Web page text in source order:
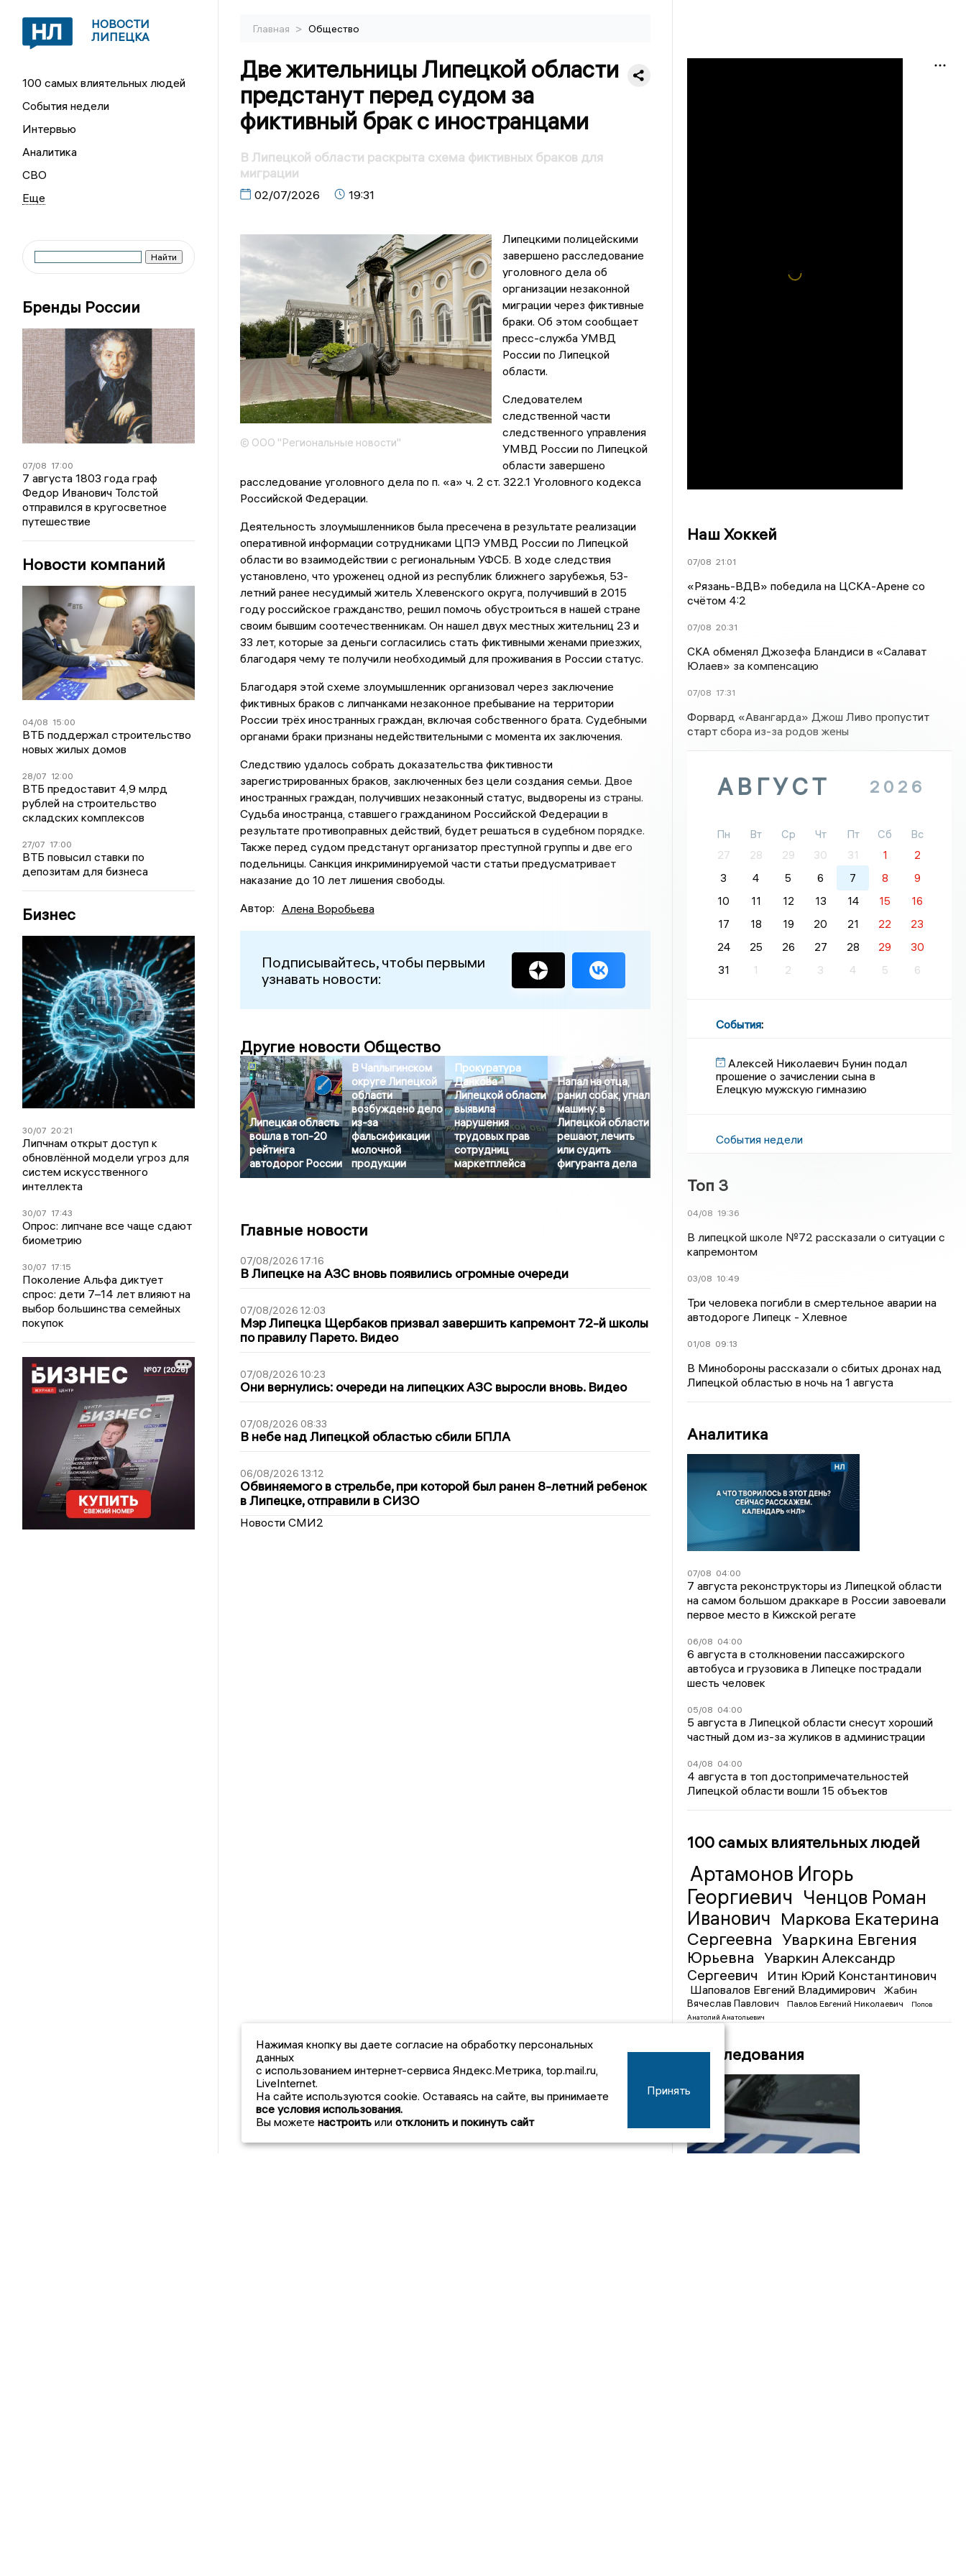
НОВОСТИ
ЛИПЕЦКА
100 самых влиятельных людей
События недели
Интервью
Аналитика
СВО
Бренды России
07/08 17:00
7 августа 1803 года граф
Федор Иванович Толстой
отправился в кругосветное
путешествие
Новости компаний
04/08 15:00
ВТБ поддержал строительство
новых жилых домов
28/07 12:00
ВТБ предоставит 4,9 млрд
рублей на строительство
складских комплексов
27/07 17:00
ВТБ повысил ставки по
депозитам для бизнеса
Бизнес
30/07 20:21
Липчнам открыт доступ к
обновлённой модели угроз для
систем искусственного
интеллекта
30/07 17:43
Опрос: липчане все чаще сдают
биометрию
30/07 17:15
Поколение Альфа диктует
спрос: дети 7–14 лет влияют на
выбор большинства семейных
покупок
Главная > Общество
Две жительницы Липецкой области
предстанут перед судом за
фиктивный брак с иностранцами
В Липецкой области раскрыта схема фиктивных браков для
миграции
02/07/2026 19:31
© ООО "Региональные новости"
Липецкими полицейскими
завершено расследование
уголовного дела об
организации незаконной
миграции через фиктивные
браки. Об этом сообщает
пресс-служба УМВД
России по Липецкой
области.
Следователем
следственной части
следственного управления
УМВД России по Липецкой
области завершено
расследование уголовного дела по п. «а» ч. 2 ст. 322.1 Уголовного кодекса
Российской Федерации.
Деятельность злоумышленников была пресечена в результате реализации
оперативной информации сотрудниками ЦПЭ УМВД России по Липецкой
области во взаимодействии с региональным УФСБ. В ходе следствия
установлено, что уроженец одной из республик ближнего зарубежья, 53-
летний ранее несудимый житель Хлевенского округа, получивший в 2015
году российское гражданство, решил помочь обустроиться в нашей стране
своим бывшим соотечественникам. Он нашел двух местных жительниц 23 и
33 лет, которые за деньги согласились стать фиктивными женами приезжих,
благодаря чему те получили необходимый для проживания в России статус.
Благодаря этой схеме злоумышленник организовал через заключение
фиктивных браков с липчанками незаконное пребывание на территории
России трёх иностранных граждан, включая собственного брата. Судебными
органами браки признаны недействительными с момента их заключения.
Следствию удалось собрать доказательства фиктивности
зарегистрированных браков, заключенных без цели создания семьи. Двое
иностранных граждан, получивших незаконный статус, выдворены из страны.
Судьба иностранца, ставшего гражданином Российской Федерации в
результате противоправных действий, будет решаться в судебном порядке.
Также перед судом предстанут организатор преступной группы и две его
подельницы. Санкция инкриминируемой части статьи предусматривает
наказание до 10 лет лишения свободы.
Автор: Алена Воробьева
Подписывайтесь, чтобы первыми
узнавать новости:
Другие новости Общество
Липецкая область
вошла в топ-20
рейтинга
автодорог России
В Чаплыгинском
округе Липецкой
области
возбуждено дело
из-за
фальсификации
молочной
продукции
Прокуратура
Данкова
Липецкой области
выявила
нарушения
трудовых прав
сотрудниц
маркетплейса
Напал на отца,
ранил собак, угнал
машину: в
Липецкой области
решают, лечить
или судить
фигуранта дела
Главные новости
07/08/2026 17:16
В Липецке на АЗС вновь появились огромные очереди
07/08/2026 12:03
Мэр Липецка Щербаков призвал завершить капремонт 72-й школы
по правилу Парето. Видео
07/08/2026 10:23
Они вернулись: очереди на липецких АЗС выросли вновь. Видео
07/08/2026 08:33
В небе над Липецкой областью сбили БПЛА
06/08/2026 13:12
Обвиняемого в стрельбе, при которой был ранен 8-летний ребенок
в Липецке, отправили в СИЗО
Новости СМИ2
Наш Хоккей
07/08 21:01
«Рязань-ВДВ» победила на ЦСКА-Арене со
счётом 4:2
07/08 20:31
СКА обменял Джозефа Бландиси в «Салават
Юлаев» за компенсацию
07/08 17:31
Форвард «Авангарда» Джош Ливо пропустит
старт сбора из-за родов жены
АВГУСТ 2026
Пн Вт Ср Чт Пт Сб
Вс
27
28 29 30 31 1
2
3
4 5 6 7 8
9
10
11 12 13 14 15
16
17
18 19 20 21 22
23
24
25 26 27 28 29
30
31
1 2 3 4 5 6
События:
Алексей Николаевич Бунин подал
прошение о зачислении сына в
Елецкую мужскую гимназию
События недели
Топ 3
04/08 19:36
В липецкой школе №72 рассказали о ситуации с
капремонтом
03/08 10:49
Три человека погибли в смертельное аварии на
автодороге Липецк - Хлевное
01/08 09:13
В Минобороны рассказали о сбитых дронах над
Липецкой областью в ночь на 1 августа
Аналитика
07/08 04:00
7 августа реконструкторы из Липецкой области
на самом большом драккаре в России завоевали
первое место в Кижской регате
06/08 04:00
6 августа в столкновении пассажирского
автобуса и грузовика в Липецке пострадали
шесть человек
05/08 04:00
5 августа в Липецкой области снесут хороший
частный дом из-за жуликов в администрации
04/08 04:00
4 августа в топ достопримечательностей
Липецкой области вошли 15 объектов
100 самых влиятельных людей
Артамонов Игорь
Георгиевич Ченцов Роман
Иванович Маркова Екатерина
Сергеевна Уваркина Евгения
Юрьевна
Уваркин Александр
Сергеевич
Итин Юрий Константинович
Шаповалов Евгений Владимирович
Жабин
Вячеслав Павлович
Павлов Евгений Николаевич
Попов
Анатолий Анатольевич
Расследования
Нажимая кнопку вы даете согласие на обработку персональных
данных
с использованием интернет-сервиса Яндекс.Метрика, top.mail.ru,
LiveInternet.
На сайте используются cookie. Оставаясь на сайте, вы принимаете
все условия использования.
Вы можете настроить или отклонить и покинуть сайт
Принять